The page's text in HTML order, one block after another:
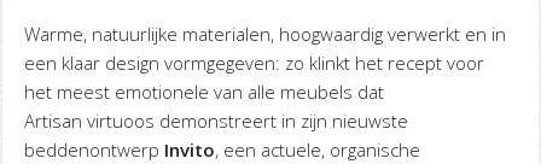
Warme, natuurlijke materialen, hoogwaardig verwerkt en in
een klaar design vormgegeven: zo klinkt het recept voor
het meest emotionele van alle meubels dat
Artisan virtuoos demonstreert in zijn nieuwste
beddenontwerp Invito, een actuele, organische